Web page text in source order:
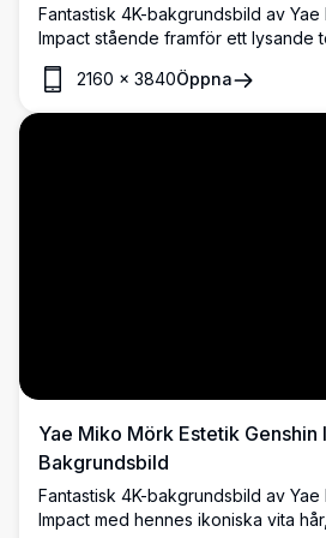
Fantastisk 4K-bakgrundsbild av Yae
Impact stående framför ett lysande
omgiven av virvlande sakurablad
körsbärsblomträd i hisnande detalj.
2160 × 3840Öppna
Yae Miko Mörk Estetik Genshin
Bakgrundsbild
Fantastisk 4K-bakgrundsbild av Yae
Impact med hennes ikoniska vita